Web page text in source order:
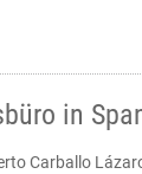
in
Carballo